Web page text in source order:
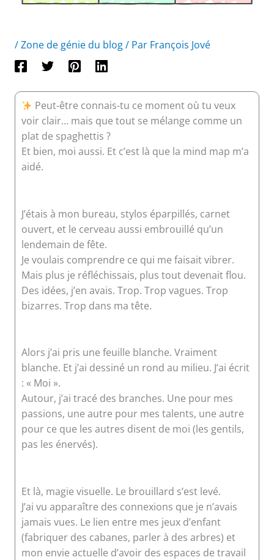
/Zone de génie du blog/ Par François Jové
Peut-être connais-tu ce moment où tu veux
voir clair… mais que tout se mélange comme un
plat de spaghettis ?
Et bien, moi aussi. Et c’est là que la mind map m’a
aidé.
J’étais à mon bureau, stylos éparpillés, carnet
ouvert, et le cerveau aussi embrouillé qu’un
lendemain de fête.
Je voulais comprendre ce qui me faisait vibrer.
Mais plus je réfléchissais, plus tout devenait flou.
Des idées, j’en avais. Trop. Trop vagues. Trop
bizarres. Trop dans ma tête.
Alors j’ai pris une feuille blanche. Vraiment
blanche. Et j’ai dessiné un rond au milieu. J’ai écrit
: « Moi ».
Autour, j’ai tracé des branches. Une pour mes
passions, une autre pour mes talents, une autre
pour ce que les autres disent de moi (les gentils,
pas les énervés).
Et là, magie visuelle. Le brouillard s’est levé.
J’ai vu apparaître des connexions que je n’avais
jamais vues. Le lien entre mes jeux d’enfant
(fabriquer des cabanes, parler à des arbres) et
mon envie actuelle d’avoir des espaces de travail